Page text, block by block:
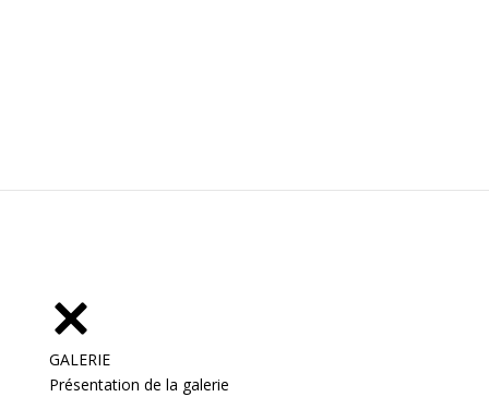
GALERIE
Présentation de la galerie